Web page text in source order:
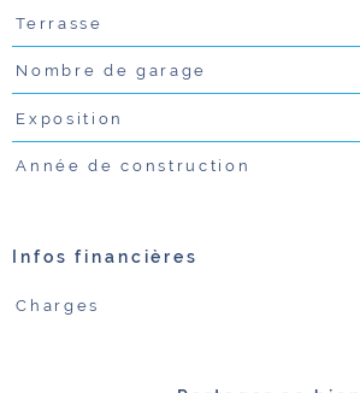
Terrasse
Nombre de garage
Exposition
Année de construction
Infos financières
Caractéristiques
Charges